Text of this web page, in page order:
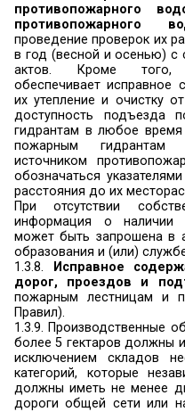
осуществляет
обработки
изготовителя и
состояния
состояния
отсутствии в
проводится не
гарантированного
соответствии с
производителя
организации
обработки
объектов защиты.
В соответствии с
закона №123,
огнезащиты должна
показателях,
пожарную
виды и марки
поверхность,
этих средств,